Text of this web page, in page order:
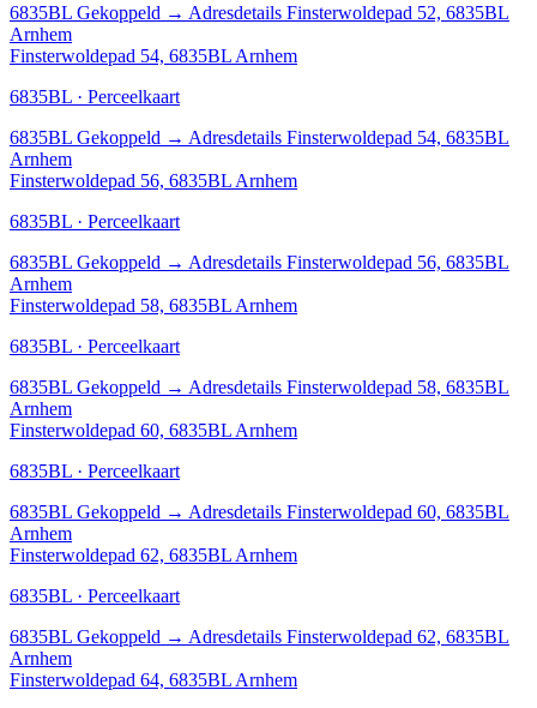
6835BL Gekoppeld → Adresdetails Finsterwoldepad 52, 6835BL
Arnhem
Finsterwoldepad 54, 6835BL Arnhem
6835BL · Perceelkaart
6835BL Gekoppeld → Adresdetails Finsterwoldepad 54, 6835BL
Arnhem
Finsterwoldepad 56, 6835BL Arnhem
6835BL · Perceelkaart
6835BL Gekoppeld → Adresdetails Finsterwoldepad 56, 6835BL
Arnhem
Finsterwoldepad 58, 6835BL Arnhem
6835BL · Perceelkaart
6835BL Gekoppeld → Adresdetails Finsterwoldepad 58, 6835BL
Arnhem
Finsterwoldepad 60, 6835BL Arnhem
6835BL · Perceelkaart
6835BL Gekoppeld → Adresdetails Finsterwoldepad 60, 6835BL
Arnhem
Finsterwoldepad 62, 6835BL Arnhem
6835BL · Perceelkaart
6835BL Gekoppeld → Adresdetails Finsterwoldepad 62, 6835BL
Arnhem
Finsterwoldepad 64, 6835BL Arnhem